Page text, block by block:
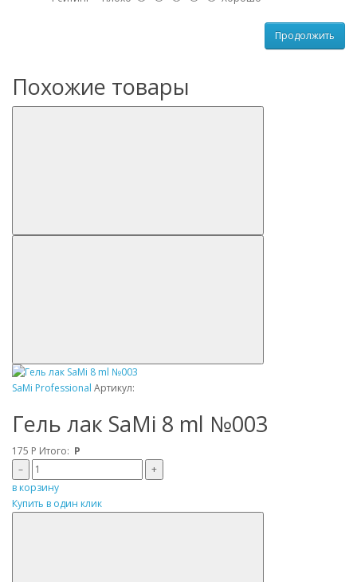
Продолжить
Похожие товары
SaMi Professional Артикул:
Гель лак SaMi 8 ml №003
175 Р Итого: Р
–
+
в корзину
Купить в один клик